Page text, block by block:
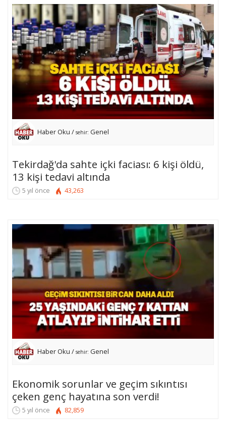
Haber Oku / sehir: Genel
Tekirdağ'da sahte içki faciası: 6 kişi öldü,
13 kişi tedavi altında
5 yıl önce 43,263
Haber Oku / sehir: Genel
Ekonomik sorunlar ve geçim sıkıntısı
çeken genç hayatına son verdi!
5 yıl önce 82,859